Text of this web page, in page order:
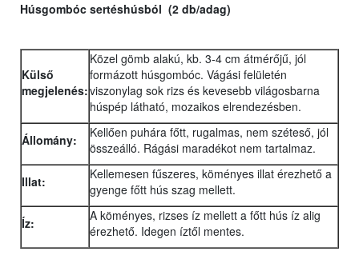
Húsgombóc sertéshúsból (2 db/adag)
Külső
megjelenés:
Közel gömb alakú, kb. 3-4 cm átmérőjű, jól
formázott húsgombóc. Vágási felületén
viszonylag sok rizs és kevesebb világosbarna
húspép látható, mozaikos elrendezésben.
Állomány:
Kellően puhára főtt, rugalmas, nem széteső, jól
összeálló. Rágási maradékot nem tartalmaz.
Illat:
Kellemesen fűszeres, köményes illat érezhető a
gyenge főtt hús szag mellett.
Íz:
A köményes, rizses íz mellett a főtt hús íz alig
érezhető. Idegen íztől mentes.